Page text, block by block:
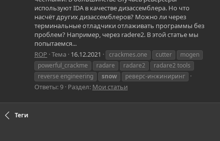
используют IDA в качестве дизассемблера. Но что
насчёт других дизассемблеров? Можно ли через
терминальные отладчики отлаживать программы без
проблем? Например, через radere2. В этой статье мы
попытаемся...
ROP Тема 16.12.2021 crackmes.one cutter
mogen
powerful_crackme
radare radare2
radare2 tools
reverse engineering
snow реверс-инжиниринг
Ответы: 9 Раздел: Мои статьи
Теги